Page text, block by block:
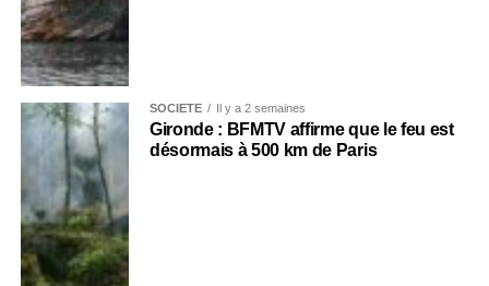
SOCIÉTÉ Il y a 2 semaines
Gironde : BFMTV affirme que le feu est
désormais à 500 km de Paris